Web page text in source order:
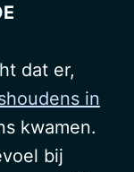
dat er,
in
kwamen.
bij